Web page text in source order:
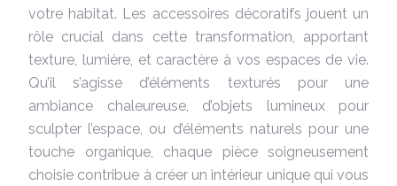
votre habitat. Les accessoires décoratifs jouent un
rôle crucial dans cette transformation, apportant
texture, lumière, et caractère à vos espaces de vie.
Qu’il s’agisse d’éléments texturés pour une
ambiance chaleureuse, d’objets lumineux pour
sculpter l’espace, ou d’éléments naturels pour une
touche organique, chaque pièce soigneusement
choisie contribue à créer un intérieur unique qui vous